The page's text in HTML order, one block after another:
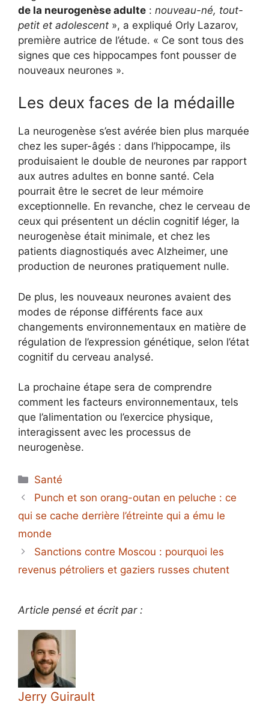
de la neurogenèse adulte : nouveau-né, tout-
petit et adolescent », a expliqué Orly Lazarov,
première autrice de l’étude. « Ce sont tous des
signes que ces hippocampes font pousser de
nouveaux neurones ».
Les deux faces de la médaille
La neurogenèse s’est avérée bien plus marquée
chez les super-âgés : dans l’hippocampe, ils
produisaient le double de neurones par rapport
aux autres adultes en bonne santé. Cela
pourrait être le secret de leur mémoire
exceptionnelle. En revanche, chez le cerveau de
ceux qui présentent un déclin cognitif léger, la
neurogenèse était minimale, et chez les
patients diagnostiqués avec Alzheimer, une
production de neurones pratiquement nulle.
De plus, les nouveaux neurones avaient des
modes de réponse différents face aux
changements environnementaux en matière de
régulation de l’expression génétique, selon l’état
cognitif du cerveau analysé.
La prochaine étape sera de comprendre
comment les facteurs environnementaux, tels
que l’alimentation ou l’exercice physique,
interagissent avec les processus de
neurogenèse.
Catégories
Santé
Punch et son orang-outan en peluche : ce
qui se cache derrière l’étreinte qui a ému le
monde
Sanctions contre Moscou : pourquoi les
revenus pétroliers et gaziers russes chutent
Article pensé et écrit par :
Jerry Guirault